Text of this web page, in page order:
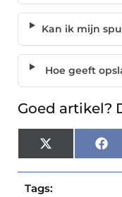
Kan ik mijn
Hoe geeft
Goed artikel?
X
(Twitter)
Tags: